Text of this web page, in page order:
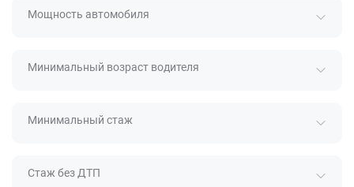
Мощность автомобиля
Минимальный возраст водителя
Минимальный стаж
Стаж без ДТП